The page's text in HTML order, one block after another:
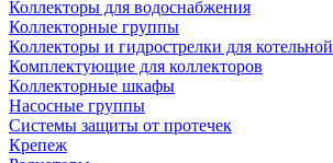
Коллекторы для водоснабжения
Коллекторные группы
Коллекторы и гидрострелки для котельной
Комплектующие для коллекторов
Коллекторные шкафы
Насосные группы
Системы защиты от протечек
Крепеж